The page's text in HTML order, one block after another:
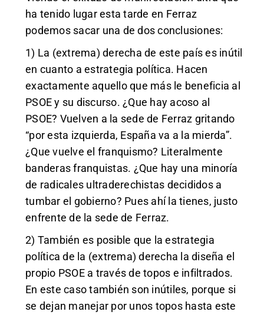
ha tenido lugar esta tarde en Ferraz
podemos sacar una de dos conclusiones:
1) La (extrema) derecha de este país es inútil
en cuanto a estrategia política. Hacen
exactamente aquello que más le beneficia al
PSOE y su discurso. ¿Que hay acoso al
PSOE? Vuelven a la sede de Ferraz gritando
“por esta izquierda, España va a la mierda”.
¿Que vuelve el franquismo? Literalmente
banderas franquistas. ¿Que hay una minoría
de radicales ultraderechistas decididos a
tumbar el gobierno? Pues ahí la tienes, justo
enfrente de la sede de Ferraz.
2) También es posible que la estrategia
política de la (extrema) derecha la diseña el
propio PSOE a través de topos e infiltrados.
En este caso también son inútiles, porque si
se dejan manejar por unos topos hasta este